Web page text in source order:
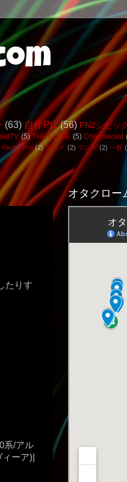
(63) 自作PC (56) FN2シビッ
(5) THE ALFEE (5) Chromecast
Pixel 9 Pro (2) アニメ (2) マンガ (2) 一般
たりす
系/アル
ィーア)|
オタクロー